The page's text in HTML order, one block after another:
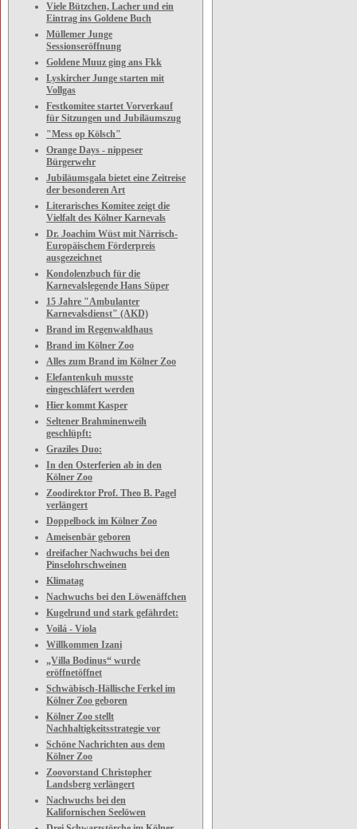
Viele Bützchen, Lacher und ein
Eintrag ins Goldene Buch
Müllemer Junge
Sessionseröffnung
Goldene Muuz ging ans Fkk
Lyskircher Junge starten mit
Vollgas
Festkomitee startet Vorverkauf
für Sitzungen und Jubiläumszug
"Mess op Kölsch"
Orange Days - nippeser
Bürgerwehr
Jubiläumsgala bietet eine Zeitreise
der besonderen Art
Literarisches Komitee zeigt die
Vielfalt des Kölner Karnevals
Dr. Joachim Wüst mit Närrisch-
Europäischem Förderpreis
ausgezeichnet
Kondolenzbuch für die
Karnevalslegende Hans Süper
15 Jahre "Ambulanter
Karnevalsdienst" (AKD)
Brand im Regenwaldhaus
Brand im Kölner Zoo
Alles zum Brand im Kölner Zoo
Elefantenkuh musste
eingeschläfert werden
Hier kommt Kasper
Seltener Brahminenweih
geschlüpft:
Graziles Duo:
In den Osterferien ab in den
Kölner Zoo
Zoodirektor Prof. Theo B. Pagel
verlängert
Doppelbock im Kölner Zoo
Ameisenbär geboren
dreifacher Nachwuchs bei den
Pinselohrschweinen
Klimatag
Nachwuchs bei den Löwenäffchen
Kugelrund und stark gefährdet:
Voilá - Viola
Willkommen Izani
„Villa Bodinus“ wurde
eröffnetöffnet
Schwäbisch-Hällische Ferkel im
Kölner Zoo geboren
Kölner Zoo stellt
Nachhaltigkeitsstrategie vor
Schöne Nachrichten aus dem
Kölner Zoo
Zoovorstand Christopher
Landsberg verlängert
Nachwuchs bei den
Kalifornischen Seelöwen